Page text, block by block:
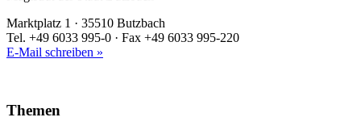
Marktplatz 1 · 35510 Butzbach
Tel. +49 6033 995-0 · Fax +49 6033 995-220
E-Mail schreiben »
Themen